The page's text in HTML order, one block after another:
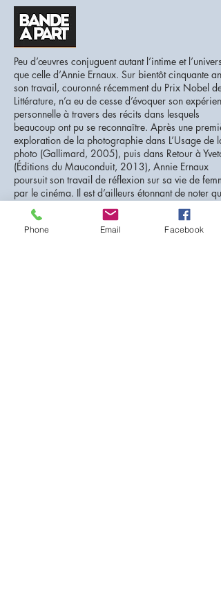
Peu d’œuvres conjuguent autant l’intime et
que celle d’Annie Ernaux. Sur bientôt cinquante
son travail, couronné récemment du Prix Nobel de
Littérature, n’a eu de cesse d’évoquer son
personnelle à travers des récits dans lesquels
beaucoup ont pu se reconnaître. Après une
exploration de la photographie dans L’Usage de la
photo (Gallimard, 2005), puis dans Retour à Yvetot
(Éditions du Mauconduit, 2013), Annie Ernaux
poursuit son travail de réflexion sur sa vie de
par le cinéma. Il est d’ailleurs étonnant de noter
récits, dont la lecture est pourtant si facile, et qui
perdent jamais en métaphores littéraires et effets de
style, aient tant tardé à être adaptés en films.
Phone Email Facebook